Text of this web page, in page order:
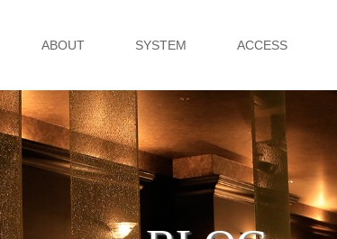
ABOUT SYSTEM ACCESS